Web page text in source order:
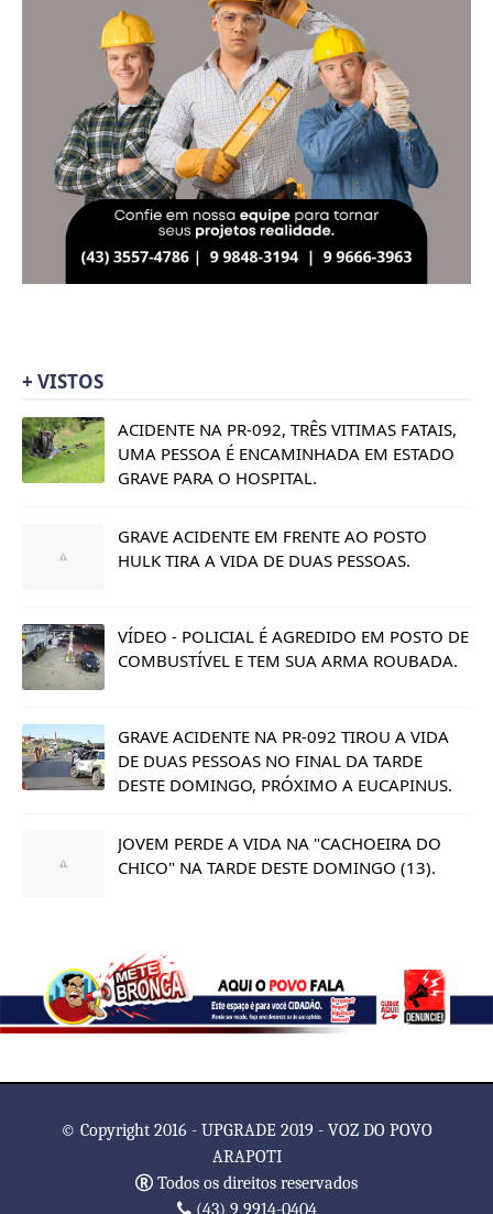
+ VISTOS
ACIDENTE NA PR-092, TRÊS VITIMAS FATAIS,
UMA PESSOA É ENCAMINHADA EM ESTADO
GRAVE PARA O HOSPITAL.
GRAVE ACIDENTE EM FRENTE AO POSTO
HULK TIRA A VIDA DE DUAS PESSOAS.
VÍDEO - POLICIAL É AGREDIDO EM POSTO DE
COMBUSTÍVEL E TEM SUA ARMA ROUBADA.
GRAVE ACIDENTE NA PR-092 TIROU A VIDA
DE DUAS PESSOAS NO FINAL DA TARDE
DESTE DOMINGO, PRÓXIMO A EUCAPINUS.
JOVEM PERDE A VIDA NA "CACHOEIRA DO
CHICO" NA TARDE DESTE DOMINGO (13).
© Copyright 2016 - UPGRADE 2019 - VOZ DO POVO
ARAPOTI
Todos os direitos reservados
(43) 9 9914-0404